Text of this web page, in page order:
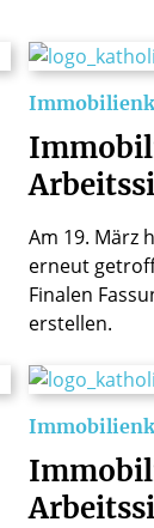
Am 19. März
erneut
Finalen
erstellen.